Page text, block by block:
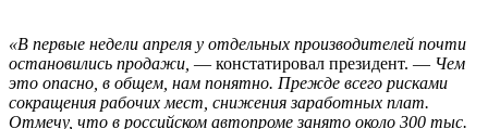
«В первые недели апреля у отдельных производителей почти
остановились продажи, — констатировал президент. — Чем
это опасно, в общем, нам понятно. Прежде всего рисками
сокращения рабочих мест, снижения заработных плат.
Отмечу, что в российском автопроме занято около 300 тыс.